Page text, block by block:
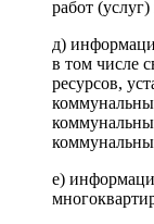
работ
д)
в том числе
ресурсов,
е)